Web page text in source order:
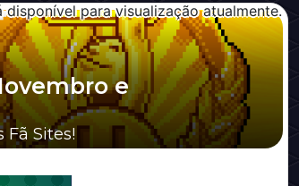
e
Sites!